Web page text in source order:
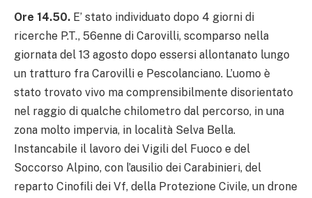
Ore 14.50. E’ stato individuato dopo 4 giorni di
ricerche P.T., 56enne di Carovilli, scomparso nella
giornata del 13 agosto dopo essersi allontanato lungo
un tratturo fra Carovilli e Pescolanciano. L’uomo è
stato trovato vivo ma comprensibilmente disorientato
nel raggio di qualche chilometro dal percorso, in una
zona molto impervia, in località Selva Bella.
Instancabile il lavoro dei Vigili del Fuoco e del
Soccorso Alpino, con l’ausilio dei Carabinieri, del
reparto Cinofili dei Vf, della Protezione Civile, un drone